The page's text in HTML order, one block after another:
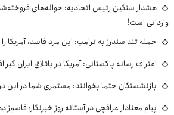
هشدار سنگین رئیس اتحادیه: حواله‌های
وارداتی است!
حمله تند سندرز به ترامپ: این مرد فاسد، آمریکا
اعتراف رسانه پاکستانی: آمریکا در باتلاق ایران گیر
بازنشستگان حتما بخوانند: مستمری شما در
پیام معنادار عراقچی در آستانه روز خبرنگار؛